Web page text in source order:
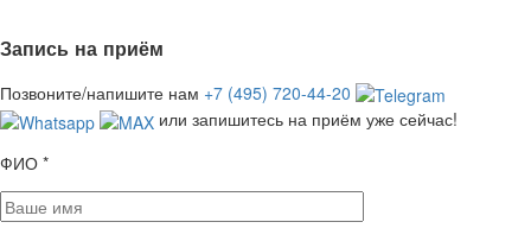
Запись на приём
Позвоните/напишите нам +7 (495) 720-44-20
или запишитесь на приём уже сейчас!
ФИО *